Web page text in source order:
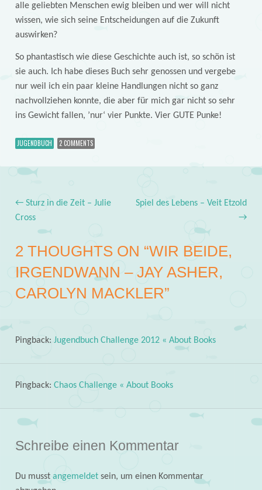
alle geliebten Menschen ewig bleiben und wer will nicht
wissen, wie sich seine Entscheidungen auf die Zukunft
auswirken?
So phantastisch wie diese Geschichte auch ist, so schön ist
sie auch. Ich habe dieses Buch sehr genossen und vergebe
nur weil ich ein paar kleine Handlungen nicht so ganz
nachvollziehen konnte, die aber für mich gar nicht so sehr
ins Gewicht fallen, ’nur‘ vier Punkte. Vier GUTE Punke!
JUGENDBUCH 2 COMMENTS
Post navigation
←Sturz in die Zeit – Julie
Cross
Spiel des Lebens – Veit Etzold
→
2 THOUGHTS ON “WIR BEIDE,
IRGENDWANN – JAY ASHER,
CAROLYN MACKLER”
Pingback: Jugendbuch Challenge 2012 « About Books
Pingback: Chaos Challenge « About Books
Schreibe einen Kommentar
Du musst angemeldetsein, um einen Kommentar